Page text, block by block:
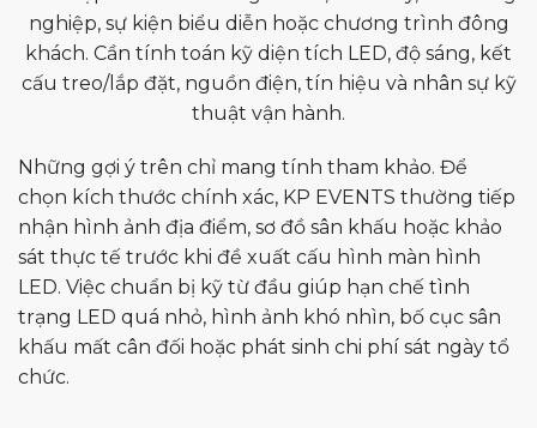
nghiệp, sự kiện biểu diễn hoặc chương trình đông
khách. Cần tính toán kỹ diện tích LED, độ sáng, kết
cấu treo/lắp đặt, nguồn điện, tín hiệu và nhân sự kỹ
thuật vận hành.
Những gợi ý trên chỉ mang tính tham khảo. Để
chọn kích thước chính xác, KP EVENTS thường tiếp
nhận hình ảnh địa điểm, sơ đồ sân khấu hoặc khảo
sát thực tế trước khi đề xuất cấu hình màn hình
LED. Việc chuẩn bị kỹ từ đầu giúp hạn chế tình
trạng LED quá nhỏ, hình ảnh khó nhìn, bố cục sân
khấu mất cân đối hoặc phát sinh chi phí sát ngày tổ
chức.